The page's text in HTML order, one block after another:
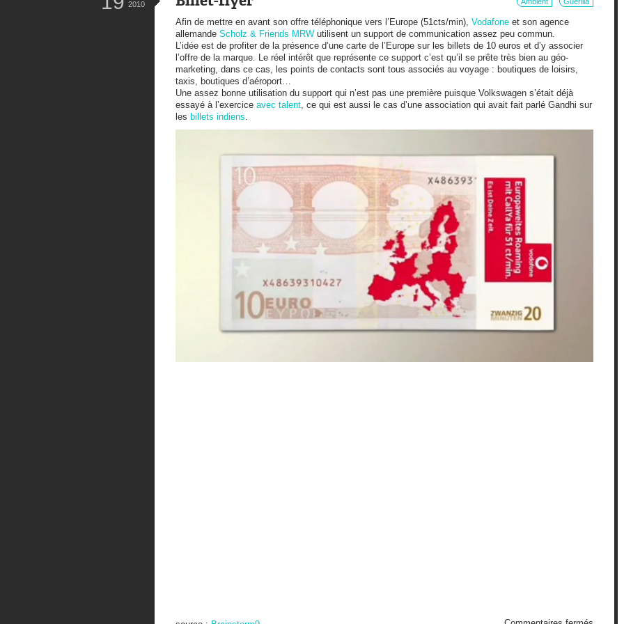
2010
Afin de mettre en avant son offre téléphonique vers l’Europe (51cts/min), Vodafone et son agence
allemande Scholz & Friends MRW utilisent un support de communication assez peu commun.
L’idée est de profiter de la présence d’une carte de l’Europe sur les billets de 10 euros et d’y associer
l’offre de la marque. Le réel intérêt que représente ce support c’est qu’il se prête très bien au géo-
marketing, dans ce cas, les points de contacts sont tous associés au voyage : boutiques de loisirs,
taxis, boutiques d’aéroport…
Une assez bonne utilisation du support qui n’est pas une première puisque Volkswagen s’était déjà
essayé à l’exercice avec talent , ce qui est aussi le cas d’une association qui avait fait parlé Gandhi sur
les billets indiens